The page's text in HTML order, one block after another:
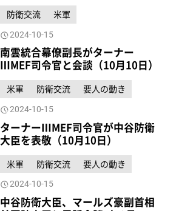
防衛交流 米軍
2024-10-15
南雲統合幕僚副長がターナー
ⅢMEF司令官と会談（10月10日）
米軍 防衛交流 要人の動き
2024-10-15
ターナーⅢMEF司令官が中谷防衛
大臣を表敬（10月10日）
米軍 防衛交流 要人の動き
2024-10-15
中谷防衛大臣、マールズ豪副首相